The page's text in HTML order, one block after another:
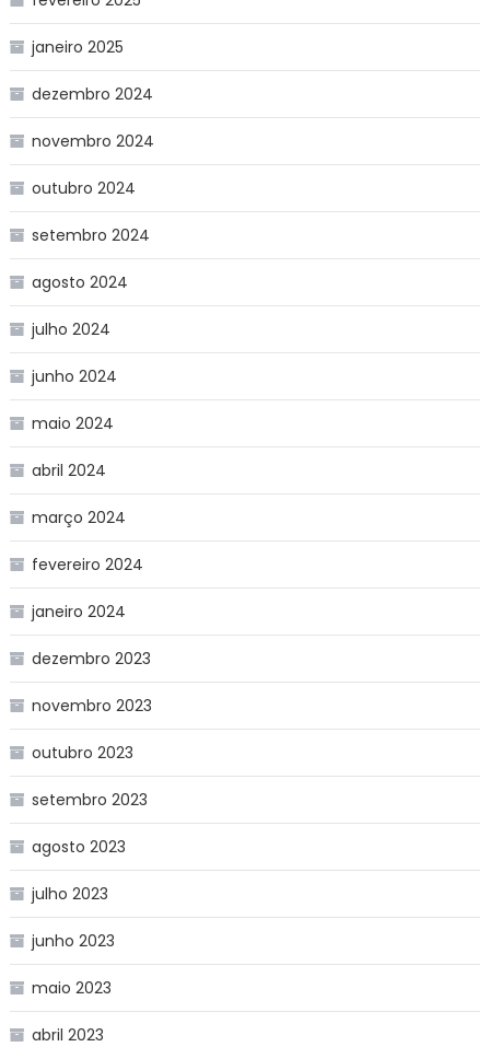
janeiro 2025
dezembro 2024
novembro 2024
outubro 2024
setembro 2024
agosto 2024
julho 2024
junho 2024
maio 2024
abril 2024
março 2024
fevereiro 2024
janeiro 2024
dezembro 2023
novembro 2023
outubro 2023
setembro 2023
agosto 2023
julho 2023
junho 2023
maio 2023
abril 2023